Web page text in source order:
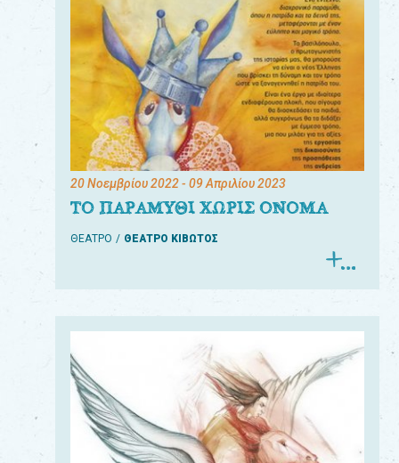
20 Νοεμβρίου 2022- 09 Απριλίου 2023
ΤΟ ΠΑΡΑΜΥΘΙ ΧΩΡΙΣ ΟΝΟΜΑ
ΘΕΑΤΡΟ ΘΕΑΤΡΟ ΚΙΒΩΤΟΣ